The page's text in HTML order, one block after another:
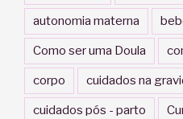
autonomia materna
Como ser uma Doula
corpo cuidados na
cuidados pós - parto